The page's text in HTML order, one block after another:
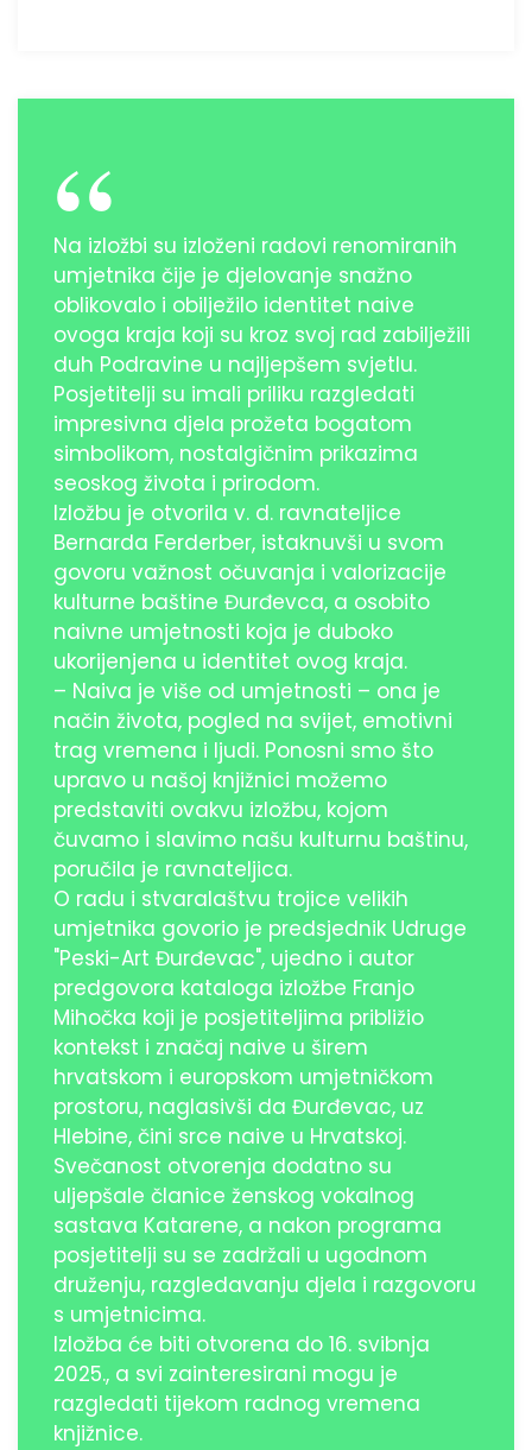
Na izložbi su izloženi radovi renomiranih
umjetnika čije je djelovanje snažno
oblikovalo i obilježilo identitet naive
ovoga kraja koji su kroz svoj rad zabilježili
duh Podravine u najljepšem svjetlu.
Posjetitelji su imali priliku razgledati
impresivna djela prožeta bogatom
simbolikom, nostalgičnim prikazima
seoskog života i prirodom.
Izložbu je otvorila v. d. ravnateljice
Bernarda Ferderber, istaknuvši u svom
govoru važnost očuvanja i valorizacije
kulturne baštine Đurđevca, a osobito
naivne umjetnosti koja je duboko
ukorijenjena u identitet ovog kraja.
– Naiva je više od umjetnosti – ona je
način života, pogled na svijet, emotivni
trag vremena i ljudi. Ponosni smo što
upravo u našoj knjižnici možemo
predstaviti ovakvu izložbu, kojom
čuvamo i slavimo našu kulturnu baštinu,
poručila je ravnateljica.
O radu i stvaralaštvu trojice velikih
umjetnika govorio je predsjednik Udruge
"Peski-Art Đurđevac", ujedno i autor
predgovora kataloga izložbe Franjo
Mihočka koji je posjetiteljima približio
kontekst i značaj naive u širem
hrvatskom i europskom umjetničkom
prostoru, naglasivši da Đurđevac, uz
Hlebine, čini srce naive u Hrvatskoj.
Svečanost otvorenja dodatno su
uljepšale članice ženskog vokalnog
sastava Katarene, a nakon programa
posjetitelji su se zadržali u ugodnom
druženju, razgledavanju djela i razgovoru
s umjetnicima.
Izložba će biti otvorena do 16. svibnja
2025., a svi zainteresirani mogu je
razgledati tijekom radnog vremena
knjižnice.